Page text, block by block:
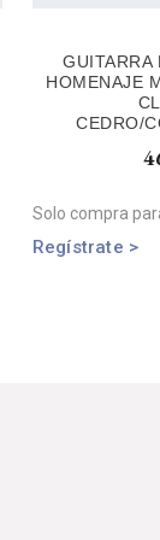
GUITARRA
HOMENAJE
CEDRO/
Solo compra
Regístrate >